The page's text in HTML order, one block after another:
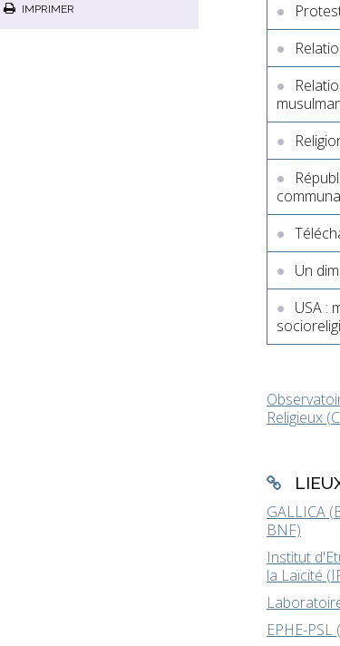
IMPRIMER
Un
USA :
Religieux
GALLICA
BNF)
Institut
la Laïcité
EPHE-